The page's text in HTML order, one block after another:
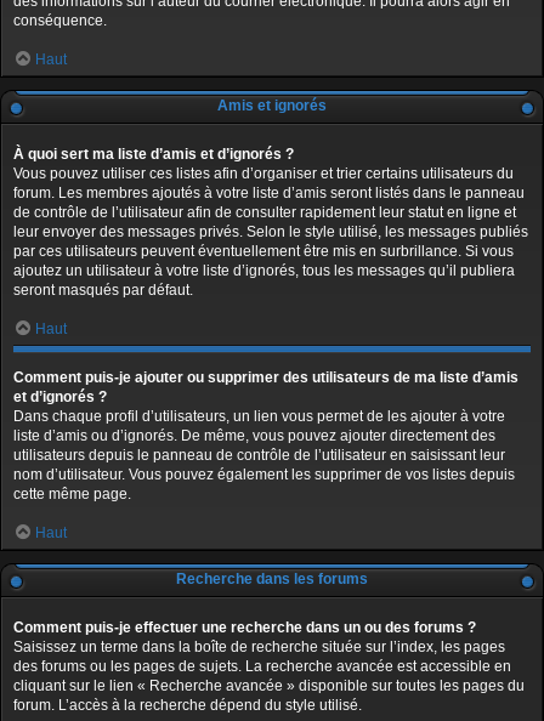
conséquence.
Haut
Amis et ignorés
À quoi sert ma liste d’amis et d’ignorés ?
Vous pouvez utiliser ces listes afin d’organiser et trier certains utilisateurs du
forum. Les membres ajoutés à votre liste d’amis seront listés dans le panneau
de contrôle de l’utilisateur afin de consulter rapidement leur statut en ligne et
leur envoyer des messages privés. Selon le style utilisé, les messages publiés
par ces utilisateurs peuvent éventuellement être mis en surbrillance. Si vous
ajoutez un utilisateur à votre liste d’ignorés, tous les messages qu’il publiera
seront masqués par défaut.
Haut
Comment puis-je ajouter ou supprimer des utilisateurs de ma liste d’amis
et d’ignorés ?
Dans chaque profil d’utilisateurs, un lien vous permet de les ajouter à votre
liste d’amis ou d’ignorés. De même, vous pouvez ajouter directement des
utilisateurs depuis le panneau de contrôle de l’utilisateur en saisissant leur
nom d’utilisateur. Vous pouvez également les supprimer de vos listes depuis
cette même page.
Haut
Recherche dans les forums
Comment puis-je effectuer une recherche dans un ou des forums ?
Saisissez un terme dans la boîte de recherche située sur l’index, les pages
des forums ou les pages de sujets. La recherche avancée est accessible en
cliquant sur le lien « Recherche avancée » disponible sur toutes les pages du
forum. L’accès à la recherche dépend du style utilisé.